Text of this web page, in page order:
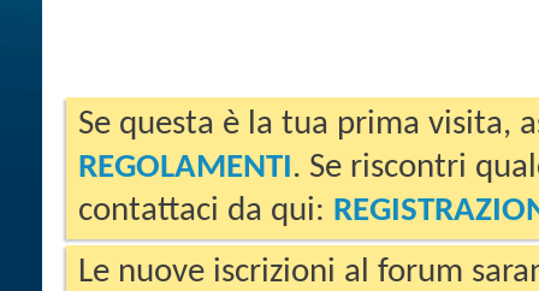
Se questa è la tua prima visita,
REGOLAMENTI. Se riscontri
contattaci da qui:
Le nuove iscrizioni al forum